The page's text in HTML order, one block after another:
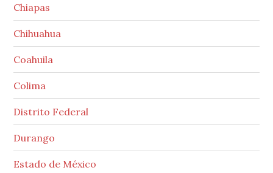
Chiapas
Chihuahua
Coahuila
Colima
Distrito Federal
Durango
Estado de México